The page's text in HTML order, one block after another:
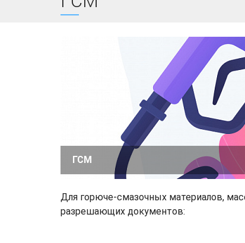
ГСМ
Для горюче-смазочных материалов,
разрешающих документов: